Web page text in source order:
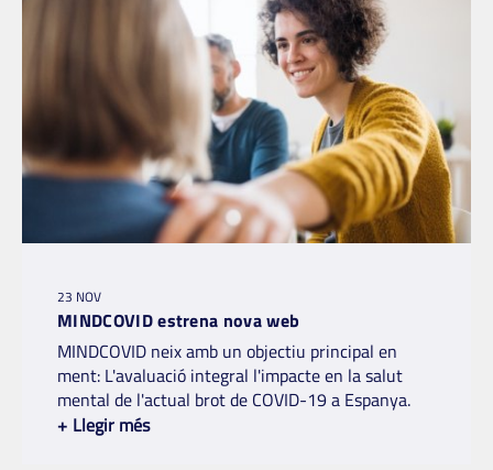
23 NOV
MINDCOVID estrena nova web
MINDCOVID neix amb un objectiu principal en
ment: L'avaluació integral l'impacte en la salut
mental de l'actual brot de COVID-19 a Espanya.
+ Llegir més